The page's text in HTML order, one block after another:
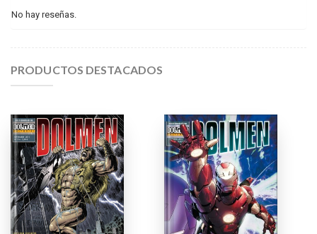
No hay reseñas.
PRODUCTOS DESTACADOS